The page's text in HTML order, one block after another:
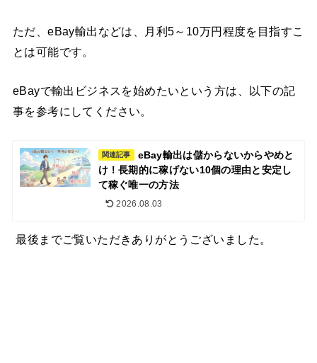
ただ、eBay輸出などは、月利5～10万円程度を目指すこ
とは可能です。
eBayで輸出ビジネスを始めたいという方は、以下の記
事を参考にしてください。
関連記事
eBay輸出は儲からないからやめと
け！長期的に稼げない10個の理由と安定し
て稼ぐ唯一の方法
2026.08.03
最後までご覧いただきありがとうございました。